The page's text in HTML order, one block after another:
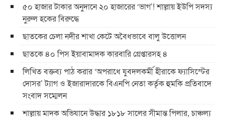
৫০ হাজার টাকার অনুদানে ২০ হাজারের ‘ভাগ’! শাল্লায় ইউপি সদস্য
নুরুল হকের বিরুদ্ধে
ছাতকের চেলা নদীর শাখা কেটে অবৈধভাবে বালু উত্তোলন
ছাতকে ৪০ পিস ইয়াবামাদক কারবারি গ্রেপ্তারসহ ৪
লিখিত বক্তব্য পাঠ করার ‘অপরাধে যুবদলকর্মী হীরাকে ফ্যাসিস্টের
দোসর’ ট্যাগ ও ইজারাদারকে বিএনপি নেতা কর্তৃক হুমকি প্রতিবাদে
সংবাদ সম্মেলন
শাল্লায় মাদক অভিযানে উদ্ধার ১৮১৮ সালের সীমান্ত পিলার, চাঞ্চল্য